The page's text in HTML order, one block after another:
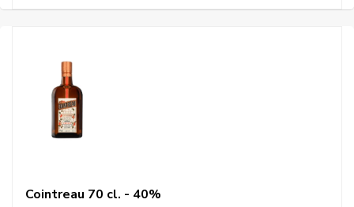
Cointreau 70 cl. - 40%